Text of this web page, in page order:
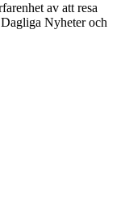
av att resa
Nyheter och